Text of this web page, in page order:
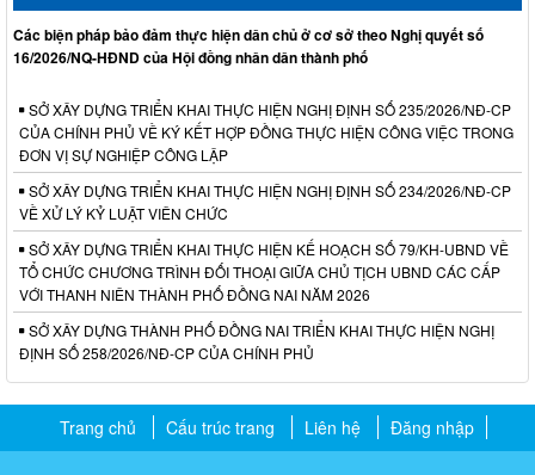
Các biện pháp bảo đảm thực hiện dân chủ ở cơ sở theo Nghị quyết số
16/2026/NQ-HĐND của Hội đồng nhân dân thành phố
SỞ XÂY DỰNG TRIỂN KHAI THỰC HIỆN NGHỊ ĐỊNH SỐ 235/2026/NĐ-CP
CỦA CHÍNH PHỦ VỀ KÝ KẾT HỢP ĐỒNG THỰC HIỆN CÔNG VIỆC TRONG
ĐƠN VỊ SỰ NGHIỆP CÔNG LẬP
SỞ XÂY DỰNG TRIỂN KHAI THỰC HIỆN NGHỊ ĐỊNH SỐ 234/2026/NĐ-CP
VỀ XỬ LÝ KỶ LUẬT VIÊN CHỨC
SỞ XÂY DỰNG TRIỂN KHAI THỰC HIỆN KẾ HOẠCH SỐ 79/KH-UBND VỀ
TỔ CHỨC CHƯƠNG TRÌNH ĐỐI THOẠI GIỮA CHỦ TỊCH UBND CÁC CẤP
VỚI THANH NIÊN THÀNH PHỐ ĐỒNG NAI NĂM 2026
SỞ XÂY DỰNG THÀNH PHỐ ĐỒNG NAI TRIỂN KHAI THỰC HIỆN NGHỊ
ĐỊNH SỐ 258/2026/NĐ-CP CỦA CHÍNH PHỦ
Trang chủ Cấu trúc trang Liên hệ Đăng nhập